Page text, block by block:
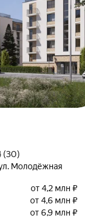
(30)
Молодёжная
от 4,2 млн ₽
от 4,6 млн ₽
от 6,9 млн ₽